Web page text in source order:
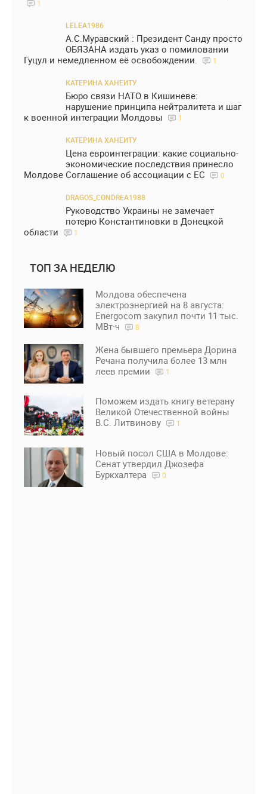
1
LELEA1986
А.С.Муравский : Президент Санду просто
ОБЯЗАНА издать указ о помиловании
Гуцул и немедленном её освобождении.
1
КАТЕРИНА ХАНЕИТУ
Бюро связи НАТО в Кишиневе:
нарушение принципа нейтралитета и шаг
к военной интеграции Молдовы
1
КАТЕРИНА ХАНЕИТУ
Цена евроинтеграции: какие социально-
экономические последствия принесло
Молдове Соглашение об ассоциации с ЕС
0
DRAGOS_CONDREA1988
Руководство Украины не замечает
потерю Константиновки в Донецкой
области
1
ТОП ЗА НЕДЕЛЮ
Молдова обеспечена
электроэнергией на 8 августа:
Energocom закупил почти 11 тыс.
МВт·ч
8
Жена бывшего премьера Дорина
Речана получила более 13 млн
леев премии
1
Поможем издать книгу ветерану
Великой Отечественной войны
В.С. Литвинову
1
Новый посол США в Молдове:
Сенат утвердил Джозефа
Буркхалтера
0